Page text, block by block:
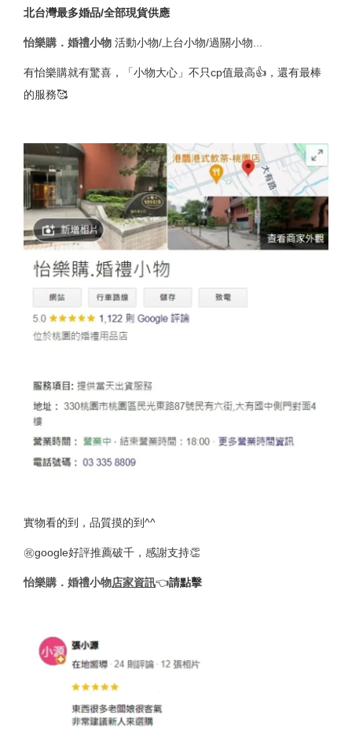
北台灣最多婚品/全部現貨供應
怡樂購．婚禮小物 活動小物/上台小物/過關小物...
有怡樂購就有驚喜，「小物大心」不只cp值最高👍，還有最棒
的服務🥰
實物看的到，品質摸的到^^
㊗️google好評推薦破千，感謝支持👏
怡樂購．婚禮小物店家資訊👈︎請點擊